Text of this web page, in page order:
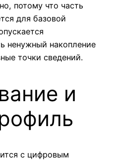
потому что часть
для базовой
ненужный накопление
точки сведений.
и
с цифровым